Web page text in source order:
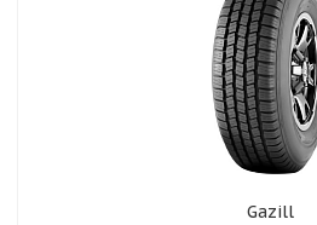
Gazill